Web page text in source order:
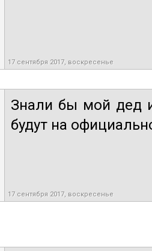
17 сентября 2017, воскресенье
Знали бы мой дед
будут на
17 сентября 2017, воскресенье